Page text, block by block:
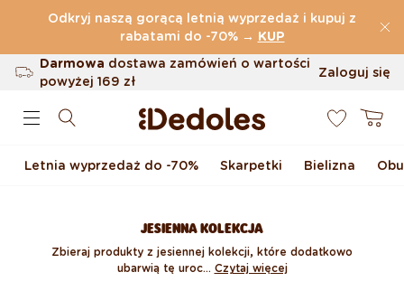
Przejdź do treści
Odkryj naszą gorącą letnią wyprzedaż i kupuj z
rabatami do -70% → KUP
(32.787 Opinie)
Darmowa dostawa zamówień o wartości
powyżej169 zł
Możliwość zwrotu w ciągu 100 dni
Zaloguj się
Koszyk
Letnia wyprzedaż do -70% Skarpetki Bielizna
JESIENNA KOLEKCJA
Zbieraj produkty z jesiennej kolekcji, które dodatkowo
ubarwią tę uroc... Czytaj więcej